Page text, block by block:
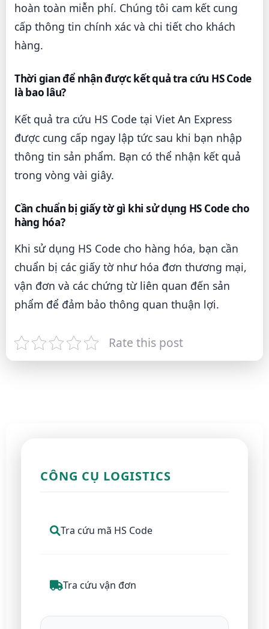
hoàn toàn miễn phí. Chúng tôi cam kết cung
cấp thông tin chính xác và chi tiết cho khách
hàng.
Thời gian để nhận được kết quả tra cứu HS Code
là bao lâu?
Kết quả tra cứu HS Code tại Viet An Express
được cung cấp ngay lập tức sau khi bạn nhập
thông tin sản phẩm. Bạn có thể nhận kết quả
trong vòng vài giây.
Cần chuẩn bị giấy tờ gì khi sử dụng HS Code cho
hàng hóa?
Khi sử dụng HS Code cho hàng hóa, bạn cần
chuẩn bị các giấy tờ như hóa đơn thương mại,
vận đơn và các chứng từ liên quan đến sản
phẩm để đảm bảo thông quan thuận lợi.
Rate this post
CÔNG CỤ LOGISTICS
Tra cứu mã HS Code
Tra cứu vận đơn